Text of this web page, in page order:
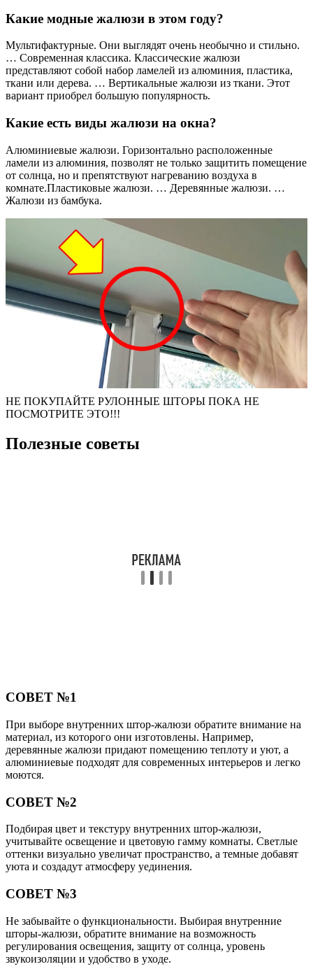
Какие модные жалюзи в этом году?
Мультифактурные. Они выглядят очень необычно и стильно.
… Современная классика. Классические жалюзи
представляют собой набор ламелей из алюминия, пластика,
ткани или дерева. … Вертикальные жалюзи из ткани. Этот
вариант приобрел большую популярность.
Какие есть виды жалюзи на окна?
Алюминиевые жалюзи. Горизонтально расположенные
ламели из алюминия, позволят не только защитить помещение
от солнца, но и препятствуют нагреванию воздуха в
комнате.Пластиковые жалюзи. … Деревянные жалюзи. …
Жалюзи из бамбука.
НЕ ПОКУПАЙТЕ РУЛОННЫЕ ШТОРЫ ПОКА НЕ
ПОСМОТРИТЕ ЭТО!!!
Полезные советы
СОВЕТ №1
При выборе внутренних штор-жалюзи обратите внимание на
материал, из которого они изготовлены. Например,
деревянные жалюзи придают помещению теплоту и уют, а
алюминиевые подходят для современных интерьеров и легко
моются.
СОВЕТ №2
Подбирая цвет и текстуру внутренних штор-жалюзи,
учитывайте освещение и цветовую гамму комнаты. Светлые
оттенки визуально увеличат пространство, а темные добавят
уюта и создадут атмосферу уединения.
СОВЕТ №3
Не забывайте о функциональности. Выбирая внутренние
шторы-жалюзи, обратите внимание на возможность
регулирования освещения, защиту от солнца, уровень
звукоизоляции и удобство в уходе.